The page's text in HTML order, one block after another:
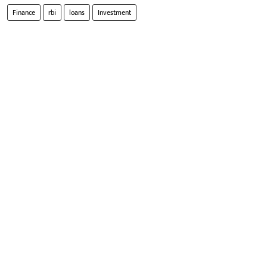
Finance rbi loans Investment